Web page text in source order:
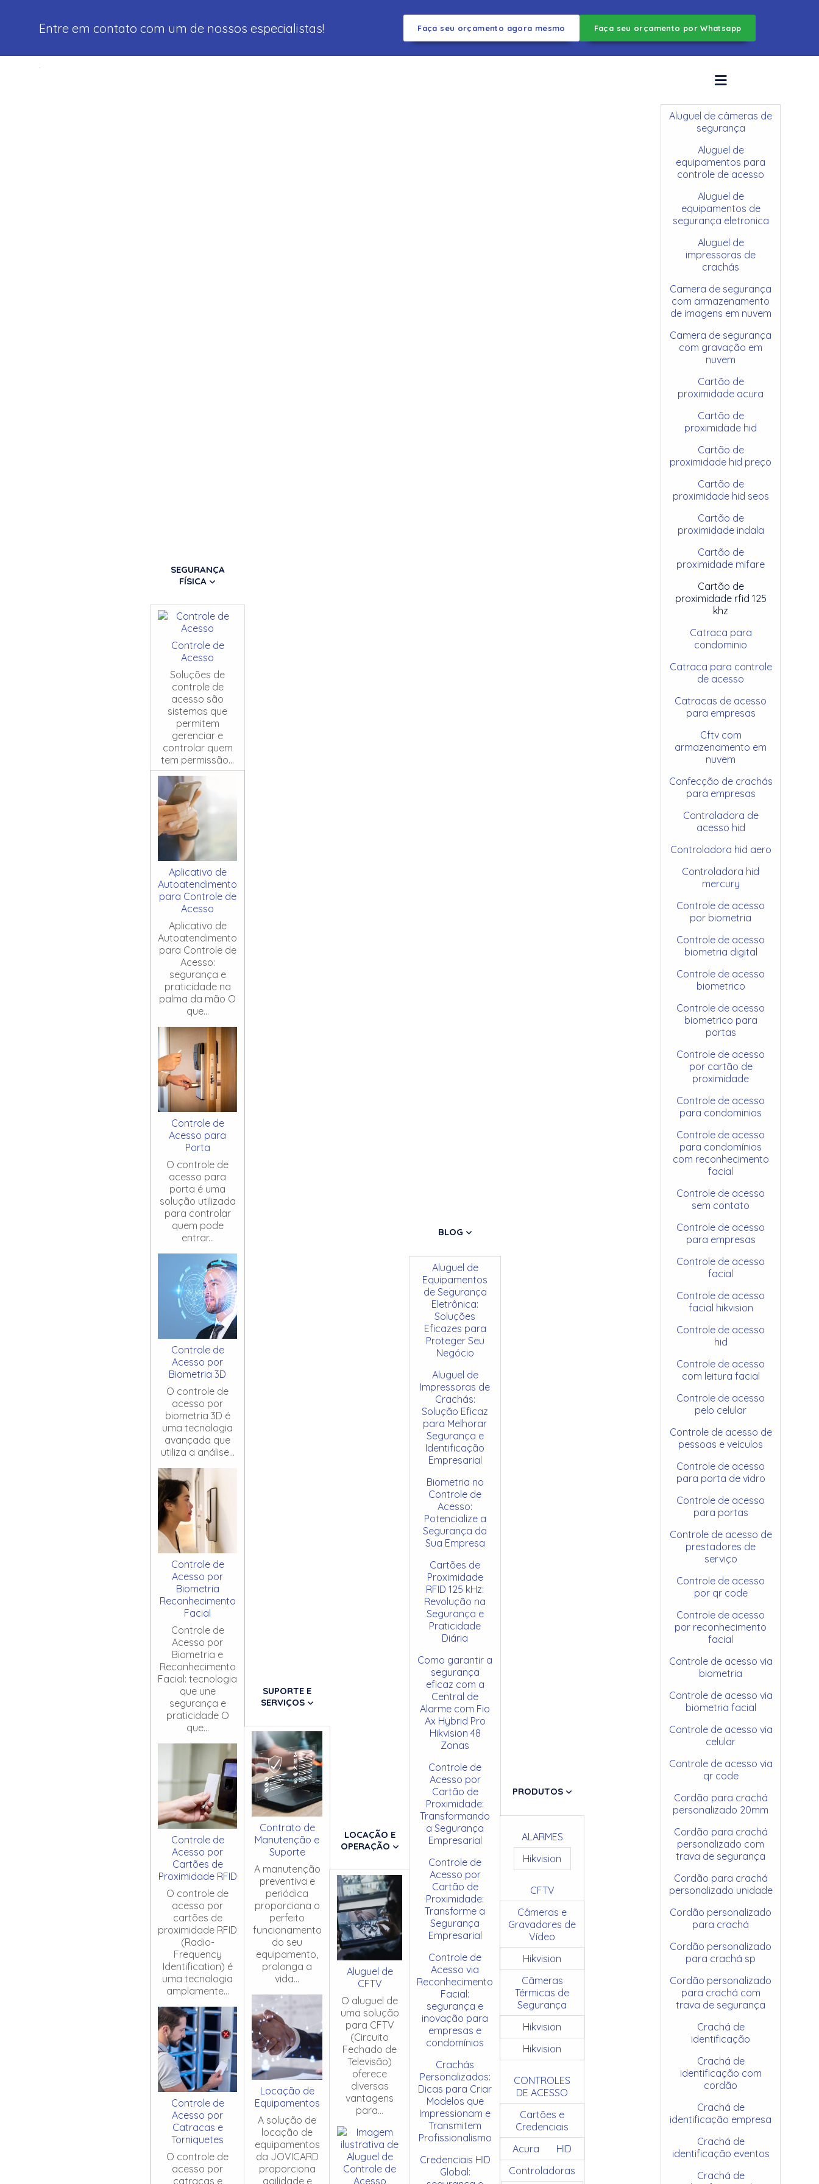
Entre em contato com um de nossos especialistas! Faça seu orçamento agora mesmo Faça seu orçamento por Whatsapp
SEGURANÇA
FÍSICA
Controle de
Acesso
Soluções de
controle de
acesso são
sistemas que
permitem
gerenciar e
controlar quem
tem permissão...
Aplicativo de
Autoatendimento
para Controle de
Acesso
Aplicativo de
Autoatendimento
para Controle de
Acesso:
segurança e
praticidade na
palma da mão O
que...
Controle de
Acesso para
Porta
O controle de
acesso para
porta é uma
solução utilizada
para controlar
quem pode
entrar...
Controle de
Acesso por
Biometria 3D
O controle de
acesso por
biometria 3D é
uma tecnologia
avançada que
utiliza a análise...
Controle de
Acesso por
Biometria
Reconhecimento
Facial
Controle de
Acesso por
Biometria e
Reconhecimento
Facial: tecnologia
que une
segurança e
praticidade O
que...
Controle de
Acesso por
Cartões de
Proximidade RFID
O controle de
acesso por
cartões de
proximidade RFID
(Radio-
Frequency
Identification) é
uma tecnologia
amplamente...
Controle de
Acesso por
Catracas e
Torniquetes
O controle de
acesso por
catracas e
SUPORTE E
SERVIÇOS
Contrato de
Manutenção e
Suporte
A manutenção
preventiva e
periódica
proporciona o
perfeito
funcionamento
do seu
equipamento,
prolonga a
vida...
Locação de
Equipamentos
A solução de
locação de
equipamentos
da JOVICARD
proporciona
agilidade e
LOCAÇÃO E
OPERAÇÃO
Aluguel de
CFTV
O aluguel de
uma solução
para CFTV
(Circuito
Fechado de
Televisão)
oferece
diversas
vantagens
para...
BLOG
Aluguel de
Equipamentos
de Segurança
Eletrônica:
Soluções
Eficazes para
Proteger Seu
Negócio
Aluguel de
Impressoras de
Crachás:
Solução Eficaz
para Melhorar
Segurança e
Identificação
Empresarial
Biometria no
Controle de
Acesso:
Potencialize a
Segurança da
Sua Empresa
Cartões de
Proximidade
RFID 125 kHz:
Revolução na
Segurança e
Praticidade
Diária
Como garantir a
segurança
eficaz com a
Central de
Alarme com Fio
Ax Hybrid Pro
Hikvision 48
Zonas
Controle de
Acesso por
Cartão de
Proximidade:
Transformando
a Segurança
Empresarial
Controle de
Acesso por
Cartão de
Proximidade:
Transforme a
Segurança
Empresarial
Controle de
Acesso via
Reconhecimento
Facial:
segurança e
inovação para
empresas e
condomínios
Crachás
Personalizados:
Dicas para Criar
Modelos que
Impressionam e
Transmitem
Profissionalismo
Credenciais HID
Global:
PRODUTOS
ALARMES
Hikvision
CFTV
Câmeras e
Gravadores de
Vídeo
Hikvision
Câmeras
Térmicas de
Segurança
Hikvision
Hikvision
CONTROLES
DE ACESSO
Cartões e
Credenciais
Acura
HID
Controladoras
Aluguel de câmeras de
segurança
Aluguel de
equipamentos para
controle de acesso
Aluguel de
equipamentos de
segurança eletronica
Aluguel de
impressoras de
crachás
Camera de segurança
com armazenamento
de imagens em nuvem
Camera de segurança
com gravação em
nuvem
Cartão de
proximidade acura
Cartão de
proximidade hid
Cartão de
proximidade hid preço
Cartão de
proximidade hid seos
Cartão de
proximidade indala
Cartão de
proximidade mifare
Cartão de
proximidade rfid 125
khz
Catraca para
condominio
Catraca para controle
de acesso
Catracas de acesso
para empresas
Cftv com
armazenamento em
nuvem
Confecção de crachás
para empresas
Controladora de
acesso hid
Controladora hid aero
Controladora hid
mercury
Controle de acesso
por biometria
Controle de acesso
biometria digital
Controle de acesso
biometrico
Controle de acesso
biometrico para
portas
Controle de acesso
por cartão de
proximidade
Controle de acesso
para condominios
Controle de acesso
para condomínios
com reconhecimento
facial
Controle de acesso
sem contato
Controle de acesso
para empresas
Controle de acesso
facial
Controle de acesso
facial hikvision
Controle de acesso
hid
Controle de acesso
com leitura facial
Controle de acesso
pelo celular
Controle de acesso de
pessoas e veículos
Controle de acesso
para porta de vidro
Controle de acesso
para portas
Controle de acesso de
prestadores de
serviço
Controle de acesso
por qr code
Controle de acesso
por reconhecimento
facial
Controle de acesso via
biometria
Controle de acesso via
biometria facial
Controle de acesso via
celular
Controle de acesso via
qr code
Cordão para crachá
personalizado 20mm
Cordão para crachá
personalizado com
trava de segurança
Cordão para crachá
personalizado unidade
Cordão personalizado
para crachá
Cordão personalizado
para crachá sp
Cordão personalizado
para crachá com
trava de segurança
Crachá de
identificação
Crachá de
identificação com
cordão
Crachá de
identificação empresa
Crachá de
identificação eventos
Crachá de